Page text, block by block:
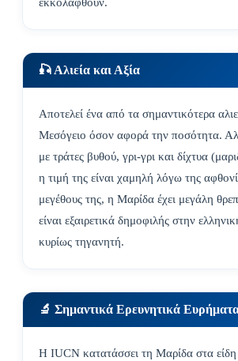
εκκολαφθούν.
🎣 Αλιεία και Αξία
Αποτελεί ένα από τα σημαντικότερα
Μεσόγειο όσον αφορά την ποσότητα.
με τράτες βυθού, γρι-γρι και δίχτυα
η τιμή της είναι χαμηλή λόγω της
μεγέθους της, η Μαρίδα έχει μεγάλη
είναι εξαιρετικά δημοφιλής στην
κυρίως τηγανητή.
🔬 Σημαντικά Ερευνητικά
Η IUCN κατατάσσει τη Μαρίδα στα είδη